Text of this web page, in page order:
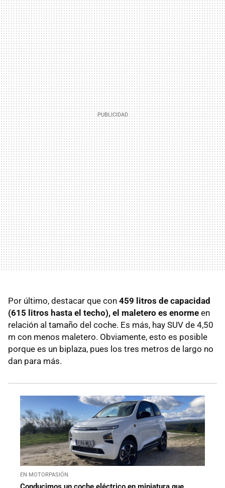
Por último, destacar que con 459 litros de capacidad
(615 litros hasta el techo), el maletero es enorme en
relación al tamaño del coche. Es más, hay SUV de 4,50
m con menos maletero. Obviamente, esto es posible
porque es un biplaza, pues los tres metros de largo no
dan para más.
EN MOTORPASIÓN